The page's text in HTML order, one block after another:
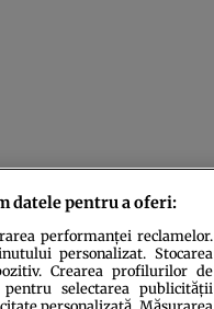
datele pentru a oferi:
performanței reclamelor.
personalizat. Stocarea
Crearea profilurilor de
selectarea publicității
personalizată. Măsurarea